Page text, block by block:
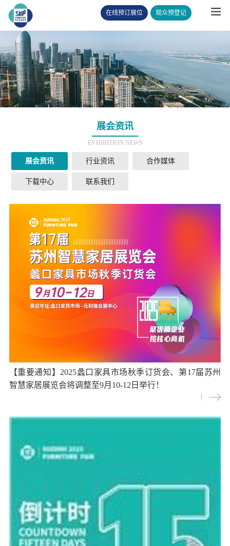
观众预登记
在线预订展位
展会资讯
EVHIBITION NEWS
展会资讯 行业资讯 合作媒体
下载中心 联系我们
【重要通知】2025蠡口家具市场秋季订货会、第17届苏州
智慧家居展览会将调整至9月10-12日举行！